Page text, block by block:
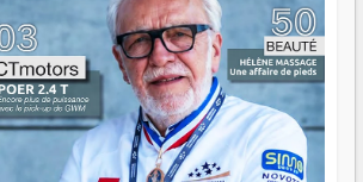
on pourrait s'arrêter là, applaudir et
chez soi satisfait. Mais ce serait
à côté d'une chose essentielle. La
ça brûle fort — et parfois, ça brûle
Une flamme sans direction peut
autant qu'elle peut consumer. C'est
que les aînés entrent en scène — pas
reprendre le gouvernail, mais pour